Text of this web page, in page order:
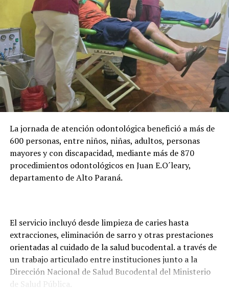
permanencia en la carrera, mantener un promedio
mínimo de 3 y cumplir con la regularidad académica
para conservar la beca.
Abente destacó que Itaipu destina alrededor de USD 26
millones anuales al programa y actualmente acompaña
la formación de casi 24.000 becarios activos. Además,
adelantó que la entidad trabaja en una plataforma
digital para facilitar la presentación de documentos y
Asunción o Ciudad del Este para realizar los trámites.
La jornada de atención odontológica benefició a más de
600 personas, entre niños, niñas, adultos, personas
mayores y con discapacidad, mediante más de 870
procedimientos odontológicos en Juan E.O´leary,
departamento de Alto Paraná.
El servicio incluyó desde limpieza de caries hasta
extracciones, eliminación de sarro y otras prestaciones
orientadas al cuidado de la salud bucodental. a través de
un trabajo articulado entre instituciones junto a la
Dirección Nacional de Salud Bucodental del Ministerio
de Salud Pública.